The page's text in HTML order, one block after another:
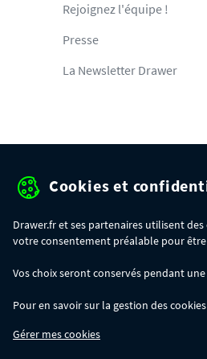
Rejoignez l'équipe !
Presse
La Newsletter Drawer
- 30€ sur votre commande dès 300€
- 100€ sur votre commande dès 1200€
du code adéquat.
Cookies et
Drawer.fr et ses partenaires utilisent
votre consentement préalable pour être
Vos choix seront conservés pendant
Pour en savoir sur la gestion des
Gérer mes cookies